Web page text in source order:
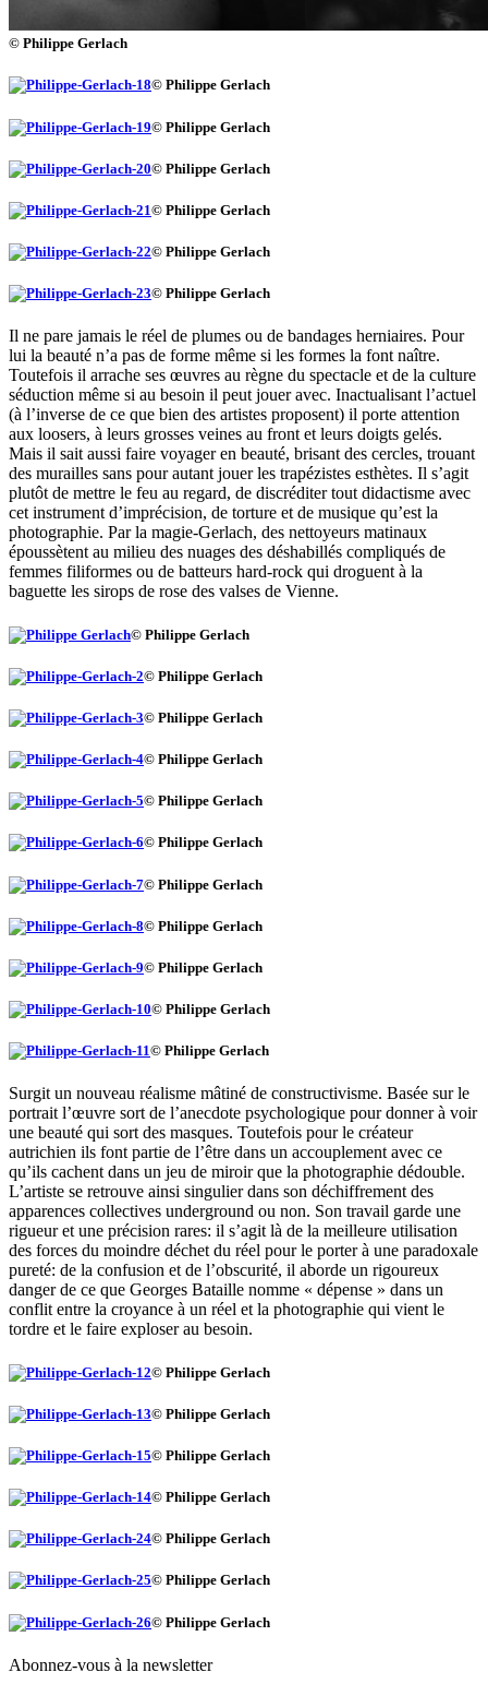
© Philippe Gerlach
© Philippe Gerlach
© Philippe Gerlach
© Philippe Gerlach
© Philippe Gerlach
© Philippe Gerlach
© Philippe Gerlach
Il ne pare jamais le réel de plumes ou de bandages herniaires. Pour
lui la beauté n’a pas de forme même si les formes la font naître.
Toutefois il arrache ses œuvres au règne du spectacle et de la culture
séduction même si au besoin il peut jouer avec. Inactualisant l’actuel
(à l’inverse de ce que bien des artistes proposent) il porte attention
aux loosers, à leurs grosses veines au front et leurs doigts gelés.
Mais il sait aussi faire voyager en beauté, brisant des cercles, trouant
des murailles sans pour autant jouer les trapézistes esthètes. Il s’agit
plutôt de mettre le feu au regard, de discréditer tout didactisme avec
cet instrument d’imprécision, de torture et de musique qu’est la
photographie. Par la magie-Gerlach, des nettoyeurs matinaux
époussètent au milieu des nuages des déshabillés compliqués de
femmes filiformes ou de batteurs hard-rock qui droguent à la
baguette les sirops de rose des valses de Vienne.
© Philippe Gerlach
© Philippe Gerlach
© Philippe Gerlach
© Philippe Gerlach
© Philippe Gerlach
© Philippe Gerlach
© Philippe Gerlach
© Philippe Gerlach
© Philippe Gerlach
© Philippe Gerlach
© Philippe Gerlach
Surgit un nouveau réalisme mâtiné de constructivisme. Basée sur le
portrait l’œuvre sort de l’anecdote psychologique pour donner à voir
une beauté qui sort des masques. Toutefois pour le créateur
autrichien ils font partie de l’être dans un accouplement avec ce
qu’ils cachent dans un jeu de miroir que la photographie dédouble.
L’artiste se retrouve ainsi singulier dans son déchiffrement des
apparences collectives underground ou non. Son travail garde une
rigueur et une précision rares: il s’agit là de la meilleure utilisation
des forces du moindre déchet du réel pour le porter à une paradoxale
pureté: de la confusion et de l’obscurité, il aborde un rigoureux
danger de ce que Georges Bataille nomme « dépense » dans un
conflit entre la croyance à un réel et la photographie qui vient le
tordre et le faire exploser au besoin.
© Philippe Gerlach
© Philippe Gerlach
© Philippe Gerlach
© Philippe Gerlach
© Philippe Gerlach
© Philippe Gerlach
© Philippe Gerlach
Abonnez-vous à la newsletter